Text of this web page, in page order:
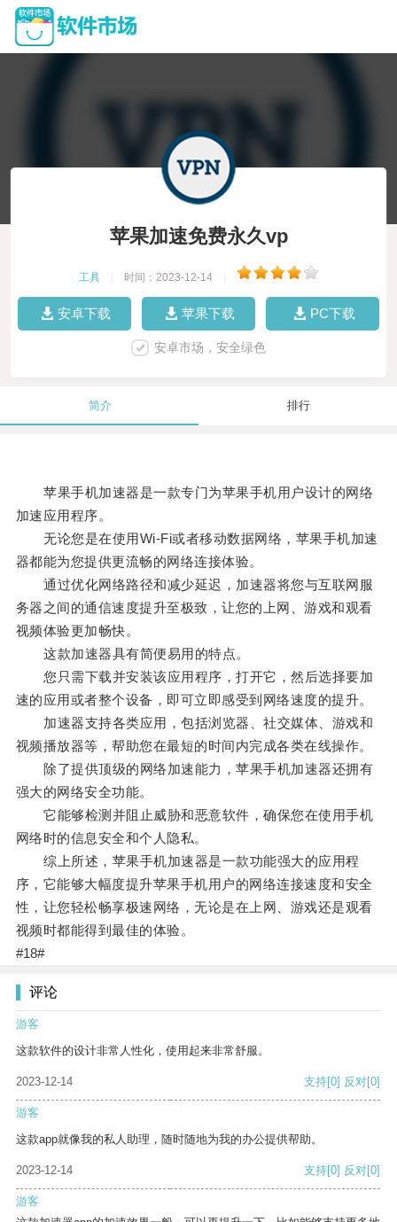
苹果加速免费永久vp
工具 时间：2023-12-14
安卓下载 苹果下载 PC下载
安卓市场，安全绿色
简介 排行
苹果手机加速器是一款专门为苹果手机用户设计的网络
加速应用程序。
无论您是在使用Wi-Fi或者移动数据网络，苹果手机加速
器都能为您提供更流畅的网络连接体验。
通过优化网络路径和减少延迟，加速器将您与互联网服
务器之间的通信速度提升至极致，让您的上网、游戏和观看
视频体验更加畅快。
这款加速器具有简便易用的特点。
您只需下载并安装该应用程序，打开它，然后选择要加
速的应用或者整个设备，即可立即感受到网络速度的提升。
加速器支持各类应用，包括浏览器、社交媒体、游戏和
视频播放器等，帮助您在最短的时间内完成各类在线操作。
除了提供顶级的网络加速能力，苹果手机加速器还拥有
强大的网络安全功能。
它能够检测并阻止威胁和恶意软件，确保您在使用手机
网络时的信息安全和个人隐私。
综上所述，苹果手机加速器是一款功能强大的应用程
序，它能够大幅度提升苹果手机用户的网络连接速度和安全
性，让您轻松畅享极速网络，无论是在上网、游戏还是观看
视频时都能得到最佳的体验。
#18#
评论
游客
这款软件的设计非常人性化，使用起来非常舒服。
2023-12-14 支持[0] 反对[0]
游客
这款app就像我的私人助理，随时随地为我的办公提供帮助。
2023-12-14 支持[0] 反对[0]
游客